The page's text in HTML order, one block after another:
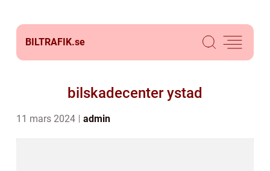
BILTRAFIK.se
bilskadecenter ystad
11 mars 2024 admin